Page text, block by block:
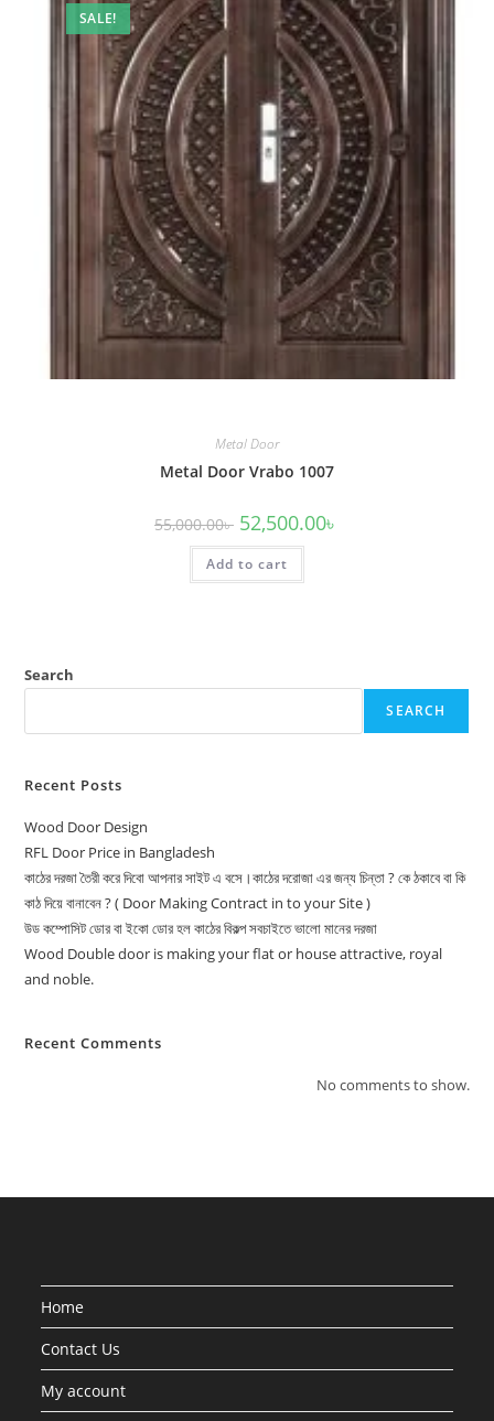
on
the
product
page
SALE!
Metal Door
Metal Door Vrabo 1007
55,000.00৳ Original
price
was:
55,000.00৳ .
52,500.00৳
Add to cart
Search
SEARCH
Recent Posts
Wood Door Design
RFL Door Price in Bangladesh
কাঠের দরজা তৈরী করে দিবো আপনার সাইট এ বসে।কাঠের দরোজা এর জন্য চিন্তা ? কে ঠকাবে বা কি
কাঠ দিয়ে বানাবেন ? ( Door Making Contract in to your Site )
উড কম্পোসিট ডোর বা ইকো ডোর হল কাঠের বিকল্প সবচাইতে ভালো মানের দরজা
Wood Double door is making your flat or house attractive, royal
and noble.
Recent Comments
No comments to show.
Home
Contact Us
My account